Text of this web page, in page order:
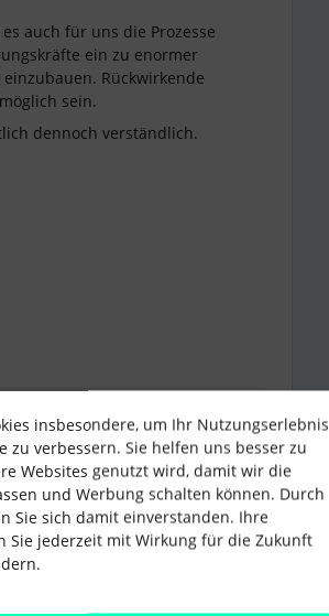
auch für uns die Prozesse
ein zu enormer
Rückwirkende
sein.
dennoch verständlich.
Forum|Forum|5 years ago
Dich daher bitten Deinen
Einen kleinen Leitfaden, wie
.
weiterführt. :)
insbesondere, um Ihr Nutzungserlebnis
zu verbessern. Sie helfen uns besser zu
Websites genutzt wird, damit wir die
und Werbung schalten können. Durch
Sie sich damit einverstanden. Ihre
Sie jederzeit mit Wirkung für die Zukunft